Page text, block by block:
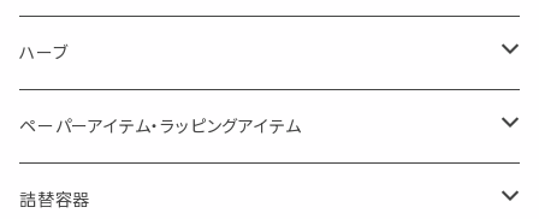
体感-4℃ !? 薄荷をブレンドしたアロマスプレー
AroMachi アロマチ 町の香り
Mask&Pillow Aroma
シングル
ブレンド
キャリアオイル
エッセンシャルオイル
ディフューザー
ハーブ
サシェ・香り袋
ハーブティー
ペーパーアイテム・ラッピングアイテム
シーリングワックス シール
詰替容器